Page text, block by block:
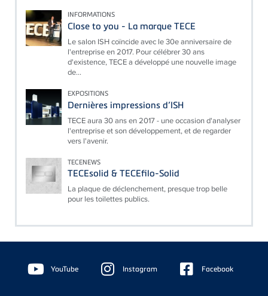
INFORMATIONS
Close to you - La marque TECE
Le salon ISH coïncide avec le 30e anniversaire de
l'entreprise en 2017. Pour célébrer 30 ans
d'existence, TECE a développé une nouvelle image
de...
EXPOSITIONS
Dernières impressions d’ISH
TECE aura 30 ans en 2017 - une occasion d'analyser
l'entreprise et son développement, et de regarder
vers l'avenir.
TECENEWS
TECEsolid & TECEfilo-Solid
La plaque de déclenchement, presque trop belle
pour les toilettes publics.
Floating
Sidebar YouTube Instagram Facebook